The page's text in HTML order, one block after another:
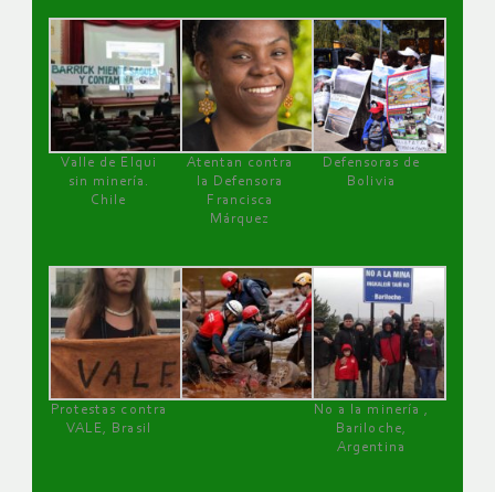
Valle de Elqui
sin minería.
Chile
Atentan contra
la Defensora
Francisca
Márquez
Defensoras de
Bolivia
Protestas contra
VALE, Brasil
No a la minería ,
Bariloche,
Argentina